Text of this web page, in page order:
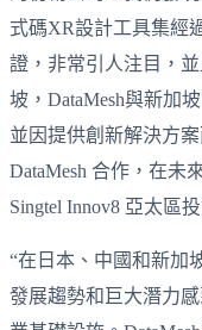
式碼XR設計工具集經
證，非常引人注目，
坡，DataMesh與新加
並因提供創新解決方
DataMesh 合作，在未
Singtel Innov8 亞太區
“在日本、中國和新加
發展趨勢和巨大潛力